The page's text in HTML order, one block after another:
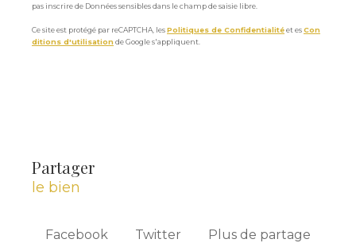
pas inscrire de Données sensibles dans le champ de saisie libre.
Ce site est protégé par reCAPTCHA, lesPolitiques de Confidentialitéet esCon
ditions d'utilisation de Google s'appliquent.
partager
le bien
Facebook Twitter Plus de partage